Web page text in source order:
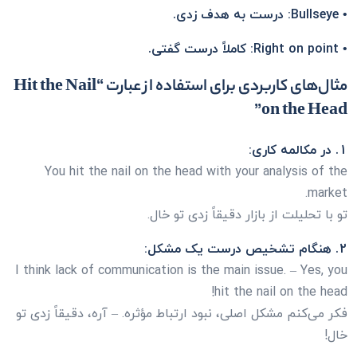
• Bullseye: درست به هدف زدی.
• Right on point: کاملاً درست گفتی.
مثال‌های کاربردی برای استفاده از عبارت “Hit the Nail
on the Head”
1. در مکالمه کاری:
You hit the nail on the head with your analysis of the
market.
تو با تحلیلت از بازار دقیقاً زدی تو خال.
2. هنگام تشخیص درست یک مشکل:
I think lack of communication is the main issue. – Yes, you
hit the nail on the head!
فکر می‌کنم مشکل اصلی، نبود ارتباط مؤثره. – آره، دقیقاً زدی تو
خال!